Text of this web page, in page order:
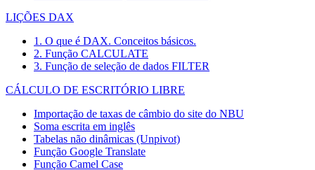
LIÇÕES DAX
1. O que é DAX. Conceitos básicos.
2. Função CALCULATE
3. Função de seleção de dados FILTER
CÁLCULO DE ESCRITÓRIO LIBRE
Importação de taxas de câmbio do site do NBU
Soma escrita em inglês
Tabelas não dinâmicas (Unpivot)
Função Google Translate
Função Camel Case